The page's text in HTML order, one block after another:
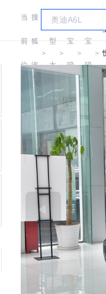
当
前
位
置:
搜
狐
汽
车
＞
车
型
大
全
＞
宝
骏
＞
宝
骏
＞